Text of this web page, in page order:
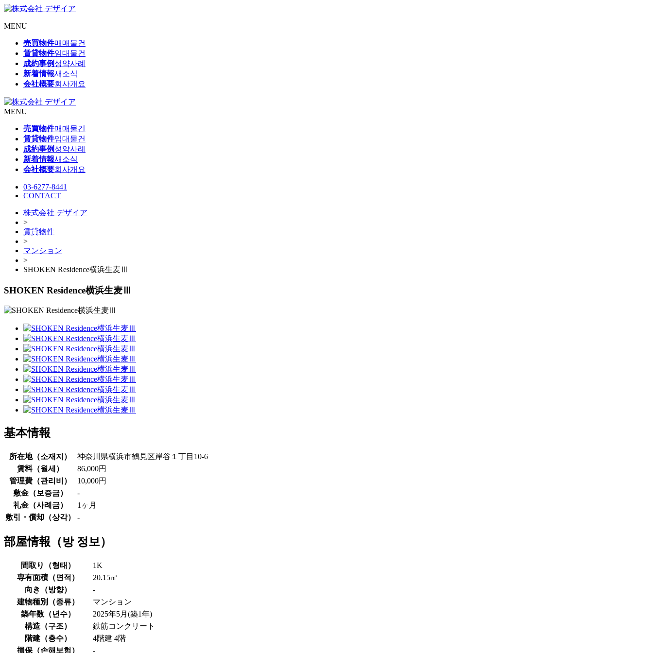
MENU
売買物件매매물건
賃貸物件임대물건
成約事例 성약사례
新着情報새소식
会社概要회사개요
MENU
売買物件매매물건
賃貸物件임대물건
成約事例 성약사례
新着情報새소식
会社概要회사개요
03-6277-8441
CONTACT
株式会社 デザイア
>
賃貸物件
>
マンション
>
SHOKEN Residence横浜生麦Ⅲ
SHOKEN Residence横浜生麦Ⅲ
基本情報
所在地（소재지 ）
神奈川県横浜市鶴見区岸谷１丁目10-6
賃料（월세 ）
86,000円
管理費（관리비 ）
10,000円
敷金（보증금）
-
礼金（사례금）
1ヶ月
敷引・償却（상각） -
部屋情報（방 정보）
間取り（형태 ）
1K
専有面積（면적 ）
20.15㎡
向き（방향）
-
建物種別（종류）
マンション
築年数（년수）
2025年5月(築1年)
構造（구조）
鉄筋コンクリート
階建（층수）
4階建 4階
損保（손해보험 ） -